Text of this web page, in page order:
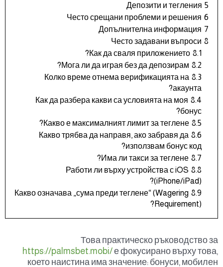
5
Депозити и тегления
6
Често срещани проблеми и решения
7
Допълнителна информация
8
Често задавани въпроси
8.1
Как да сваля приложението?
8.2
Мога ли да играя без да депозирам?
8.3
Колко време отнема верификацията на
акаунта?
8.4
Как да разбера какви са условията на моя
бонус?
8.5
Какво е максималният лимит за теглене?
8.6
Какво трябва да направя, ако забравя да
използвам бонус код?
8.7
Има ли такси за теглене?
8.8
Работи ли върху устройства с iOS
(iPhone/iPad)?
8.9
Какво означава „сума преди теглене“ (Wagering
Requirement)?
Това практическо ръководство за
https://palmsbet.mobi/е фокусирано върху това,
което наистина има значение: бонуси, мобилен